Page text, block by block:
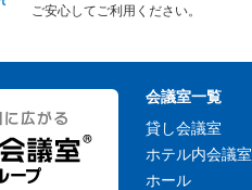
ご安心してご利用ください。
会議室一覧
貸し会議室
ホテル内会議室
ホール